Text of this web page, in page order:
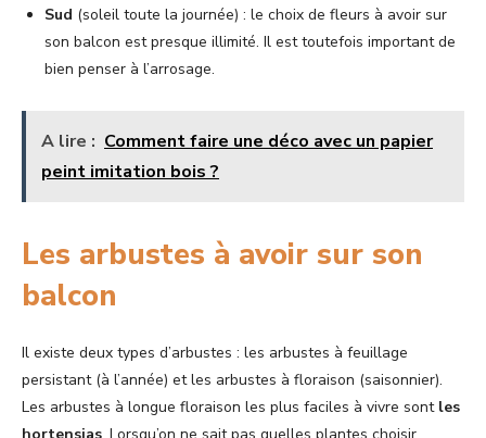
Sud (soleil toute la journée) : le choix de fleurs à avoir sur
son balcon est presque illimité. Il est toutefois important de
bien penser à l’arrosage.
A lire : Comment faire une déco avec un papier
peint imitation bois ?
Les arbustes à avoir sur son
balcon
Il existe deux types d’arbustes : les arbustes à feuillage
persistant (à l’année) et les arbustes à floraison (saisonnier).
Les arbustes à longue floraison les plus faciles à vivre sont les
hortensias . Lorsqu’on ne sait pas quelles plantes choisir